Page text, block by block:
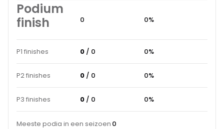
Podium
finish
0 0%
P1 finishes 0 / 0 0%
P2 finishes 0 / 0 0%
P3 finishes 0 / 0 0%
Meeste podia in een seizoen 0